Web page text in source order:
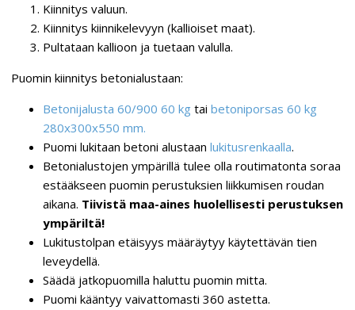
Kiinnitys valuun.
Kiinnitys kiinnikelevyyn (kallioiset maat).
Pultataan kallioon ja tuetaan valulla.
Puomin kiinnitys betonialustaan:
Betonijalusta 60/900 60 kg taibetoniporsas 60 kg
280x300x550 mm.
Puomi lukitaan betoni alustaanlukitusrenkaalla.
Betonialustojen ympärillä tulee olla routimatonta soraa
estääkseen puomin perustuksien liikkumisen roudan
aikana. Tiivistä maa-aines huolellisesti perustuksen
ympäriltä!
Lukitustolpan etäisyys määräytyy käytettävän tien
leveydellä.
Säädä jatkopuomilla haluttu puomin mitta.
Puomi kääntyy vaivattomasti 360 astetta.